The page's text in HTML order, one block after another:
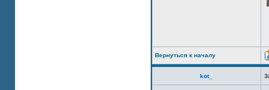
Вернуться к началу
kot_